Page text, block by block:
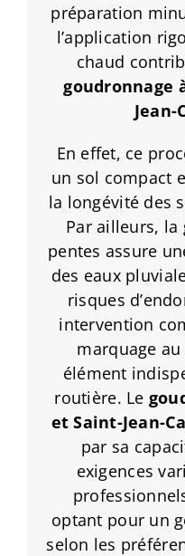
préparation
l’application
chaud
goudronnage
Jean-
En effet, ce
un sol compact
la longévité des
Par ailleurs, la
pentes assure
des eaux
risques
intervention
marquage
élément
routière. Le
et Saint-Jean-
par sa
exigences
optant pour un
selon les